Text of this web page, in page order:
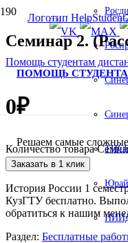
ПОМОЩЬ
Решаем самые
Семинар 2.
Помощь студентам
0₽
Количество товара
Заказать в 1 клик
История России 1
КузГТУ бесплатно.
обратиться к нашим
Раздел: Бесплатные